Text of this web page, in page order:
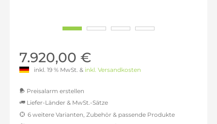
7.920,00 €
inkl. 19 % MwSt. & inkl. Versandkosten
Preisalarm erstellen
Liefer-Länder & MwSt.-Sätze
6 weitere Varianten, Zubehör & passende Produkte